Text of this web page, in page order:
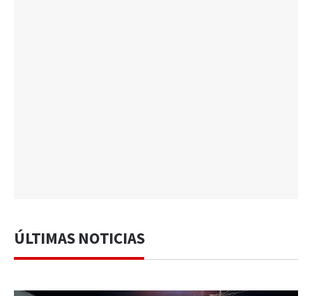
ÚLTIMAS NOTICIAS